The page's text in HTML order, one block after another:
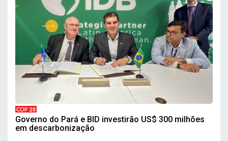
COP 28
Governo do Pará e BID investirão US$ 300 milhões
em descarbonização